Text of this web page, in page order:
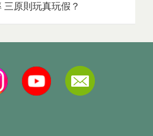
原則玩真玩假？